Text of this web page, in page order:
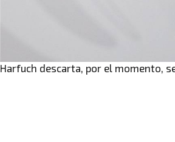
Harfuch descarta, por el momento,